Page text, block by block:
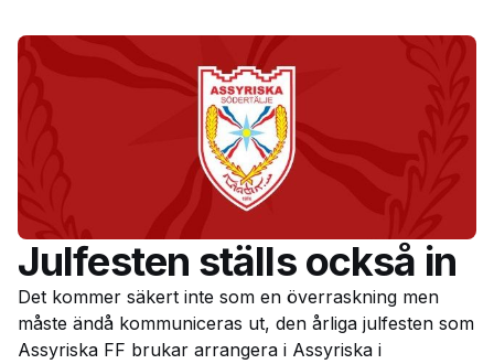
Julfesten ställs också in
Det kommer säkert inte som en överraskning men
måste ändå kommuniceras ut, den årliga julfesten som
Assyriska FF brukar arrangera i Assyriska i